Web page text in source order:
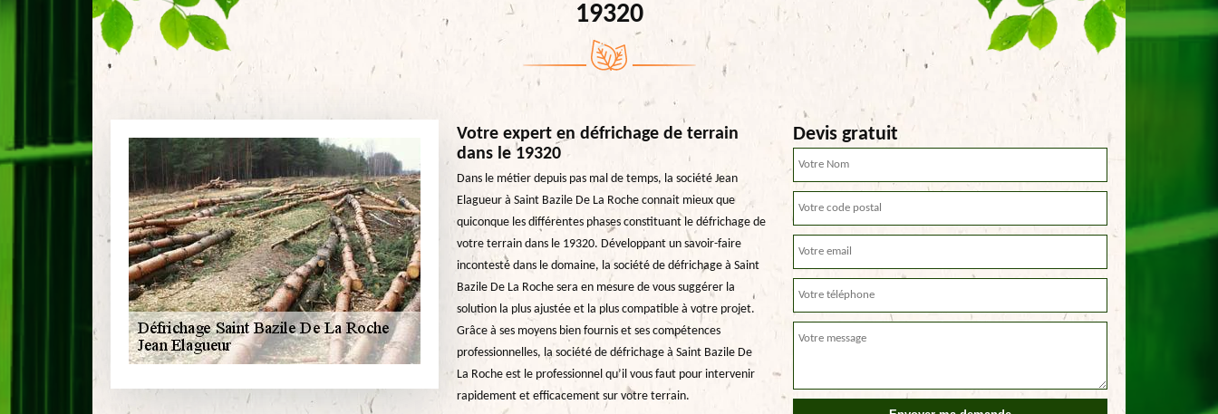
19320
Votre expert en défrichage de terrain
dans le 19320
Dans le métier depuis pas mal de temps, la société Jean
Elagueur à Saint Bazile De La Roche connait mieux que
quiconque les différentes phases constituant le défrichage de
votre terrain dans le 19320. Développant un savoir-faire
incontesté dans le domaine, la société de défrichage à Saint
Bazile De La Roche sera en mesure de vous suggérer la
solution la plus ajustée et la plus compatible à votre projet.
Grâce à ses moyens bien fournis et ses compétences
professionnelles, la société de défrichage à Saint Bazile De
La Roche est le professionnel qu’il vous faut pour intervenir
rapidement et efficacement sur votre terrain.
Devis gratuit